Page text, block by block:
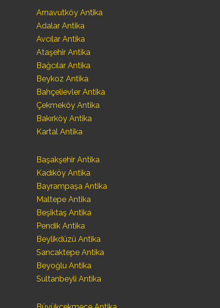
Arnavutköy Antika
Adalar Antika
Avcılar Antika
Ataşehir Antika
Bağcılar Antika
Beykoz Antika
Bahçelievler Antika
Çekmeköy Antika
Bakırköy Antika
Kartal Antika
Başakşehir Antika
Kadıköy Antika
Bayrampaşa Antika
Maltepe Antika
Beşiktaş Antika
Pendik Antika
Beylikdüzü Antika
Sancaktepe Antika
Beyoğlu Antika
Sultanbeyli Antika